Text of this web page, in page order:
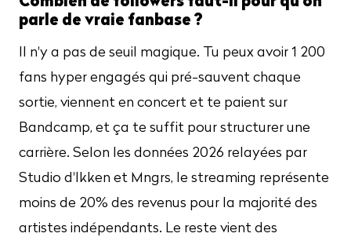
parle de vraie fanbase ?
Il n'y a pas de seuil magique. Tu peux avoir 1 200
fans hyper engagés qui pré-sauvent chaque
sortie, viennent en concert et te paient sur
Bandcamp, et ça te suffit pour structurer une
carrière. Selon les données 2026 relayées par
Studio d'Ikken et Mngrs, le streaming représente
moins de 20% des revenus pour la majorité des
artistes indépendants. Le reste vient des